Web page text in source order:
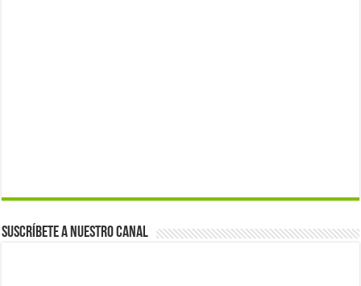
Suscríbete a nuestro canal